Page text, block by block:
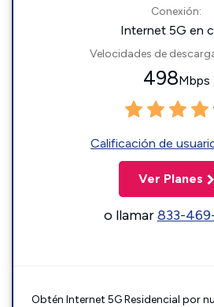
Conexión:
Internet 5G en
Velocidades de
498Mbps
Calificación de
Ver Planes
o llamar833-
Obtén Internet 5G Residencial por